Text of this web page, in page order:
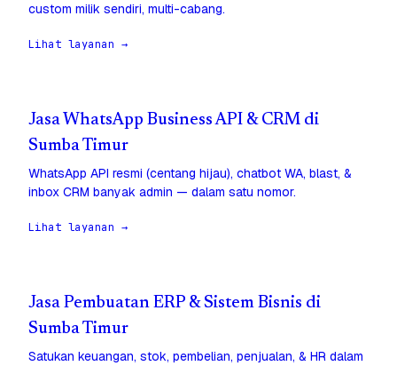
custom milik sendiri, multi-cabang.
Lihat layanan →
Jasa WhatsApp Business API & CRM di
Sumba Timur
WhatsApp API resmi (centang hijau), chatbot WA, blast, &
inbox CRM banyak admin — dalam satu nomor.
Lihat layanan →
Jasa Pembuatan ERP & Sistem Bisnis di
Sumba Timur
Satukan keuangan, stok, pembelian, penjualan, & HR dalam